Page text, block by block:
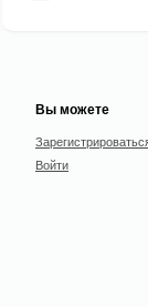
Вы можете
Войти